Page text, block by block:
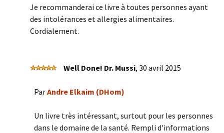
Je recommanderai ce livre à toutes personnes ayant
des intolérances et allergies alimentaires.
Cordialement.
Well Done! Dr. Mussi, 30 avril 2015
ParAndre Elkaim (DHom)
Un livre très intéressant, surtout pour les personnes
dans le domaine de la santé. Rempli d'informations